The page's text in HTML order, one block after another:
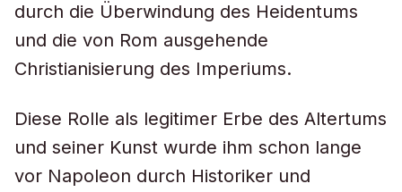
durch die Überwindung des Heidentums
und die von Rom ausgehende
Christianisierung des Imperiums.
Diese Rolle als legitimer Erbe des Altertums
und seiner Kunst wurde ihm schon lange
vor Napoleon durch Historiker und